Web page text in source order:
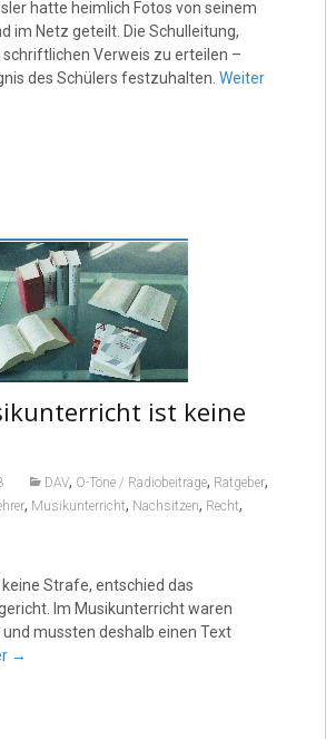
hatte heimlich Fotos von seinem
im Netz geteilt. Die Schulleitung,
Verweis zu erteilen –
des Schülers festzuhalten. Weiter
ist keine
DAV, O-Töne / Radiobeiträge, Ratgeber,
, Musikunterricht, Nachsitzen, Recht,
Strafe, entschied das
Im Musikunterricht waren
mussten deshalb einen Text
→